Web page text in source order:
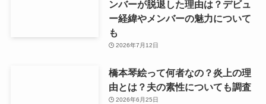
ンバーが脱退した理由は？デビュ
ー経緯やメンバーの魅力について
も
2026年7月12日
橋本琴絵って何者なの？炎上の理
由とは？夫の素性についても調査
2026年6月25日